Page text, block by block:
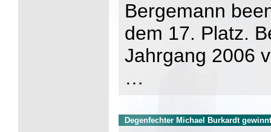
Bergemann
dem 17. Platz.
Jahrgang 2006
…
Degenfechter Michael Burkardt